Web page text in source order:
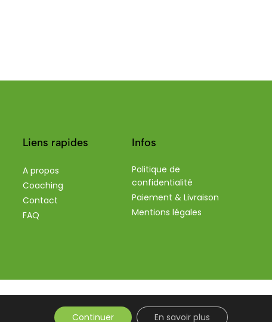
Liens rapides
A propos
Coaching
Contact
FAQ
Infos
Politique de
confidentialité
Paiement & Livraison
Mentions légales
Continuer En savoir plus